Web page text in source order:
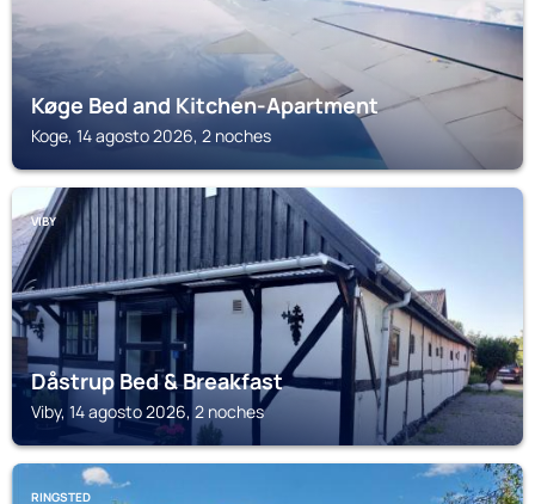
Køge Bed and Kitchen-Apartment
Koge, 14 agosto 2026, 2 noches
VIBY
Dåstrup Bed & Breakfast
Viby, 14 agosto 2026, 2 noches
RINGSTED